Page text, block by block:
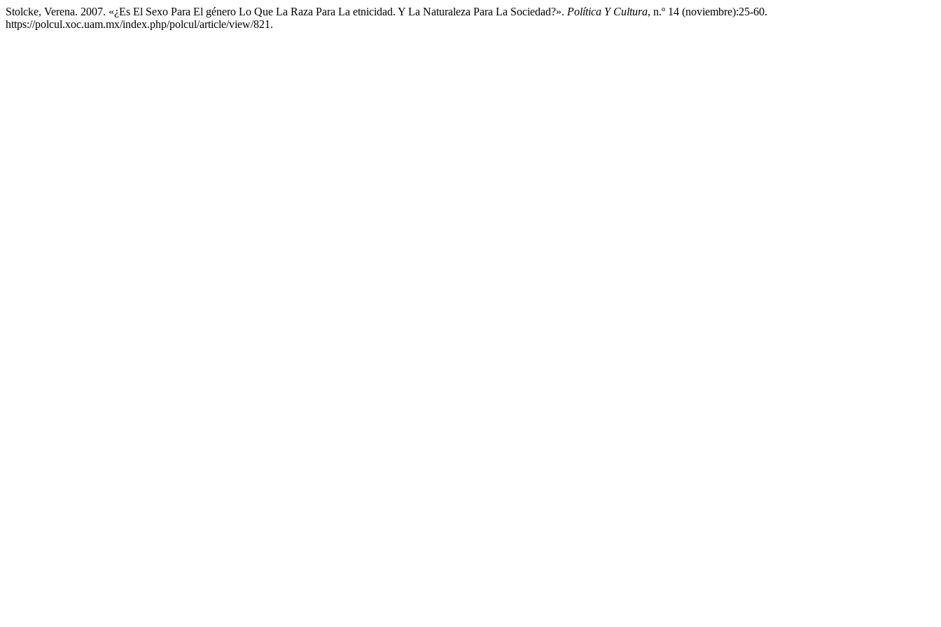
Stolcke, Verena. 2007. «¿Es El Sexo Para El género Lo Que La Raza Para La etnicidad. Y La Naturaleza Para La Sociedad?». Política Y Cultura, n.º 14 (noviembre):25-60.
https://polcul.xoc.uam.mx/index.php/polcul/article/view/821.